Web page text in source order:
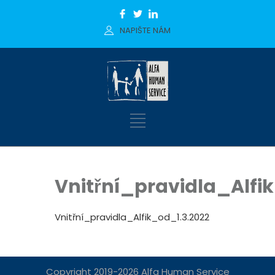
NAPIŠTE NÁM
Vnitřní_pravidla_Alfik_od_1.3.2022
Copyright 2019-2026 Alfa Human Service